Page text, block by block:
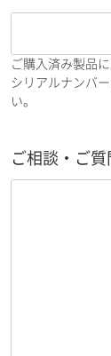
ご購入済み製品
シリアルナンバ
い。
ご相談・ご質